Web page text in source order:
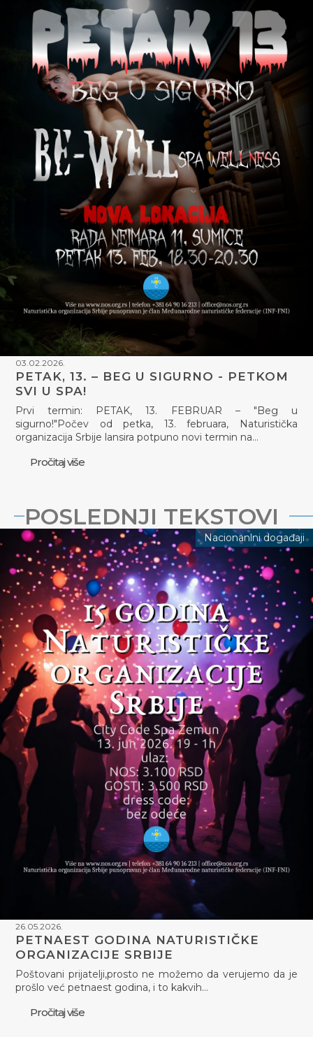
03.02.2026.
PETAK, 13. – BEG U SIGURNO - PETKOM
SVI U SPA!
Prvi termin: PETAK, 13. FEBRUAR – "Beg u
sigurno!"Počev od petka, 13. februara, Naturistička
organizacija Srbije lansira potpuno novi termin na…
Pročitaj više
POSLEDNJI TEKSTOVI
Nacionanlni događaji
26.05.2026.
PETNAEST GODINA NATURISTIČKE
ORGANIZACIJE SRBIJE
Poštovani prijatelji,prosto ne možemo da verujemo da je
prošlo već petnaest godina, i to kakvih…
Pročitaj više